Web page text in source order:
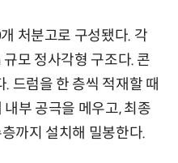
처분고로 구성됐다. 각
모 정사각형 구조다. 콘
드럼을 한 층씩 적재할 때
부 공극을 메우고, 최종
까지 설치해 밀봉한다.